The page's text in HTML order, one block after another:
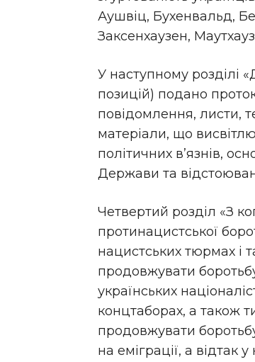
Аушвіц, Бухенвальд,
Заксенхаузен,
У наступному розділі
позицій) подано
повідомлення, листи,
матеріали, що
політичних в’язнів,
Держави та
Четвертий розділ «З
протинацистської
нацистських тюрмах і
продовжувати
українських
концтаборах, а також
продовжувати
на еміграції, а